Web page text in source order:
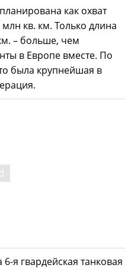
как охват
кв. км. Только длина
– больше, чем
в Европе вместе. По
была крупнейшая в
я гвардейская танковая